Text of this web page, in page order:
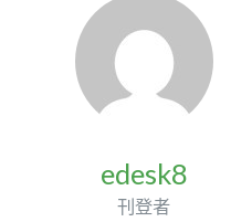
edesk8
刊登者